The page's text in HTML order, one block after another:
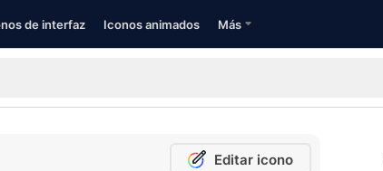
de interfaz Iconos animados Más
Editar icono